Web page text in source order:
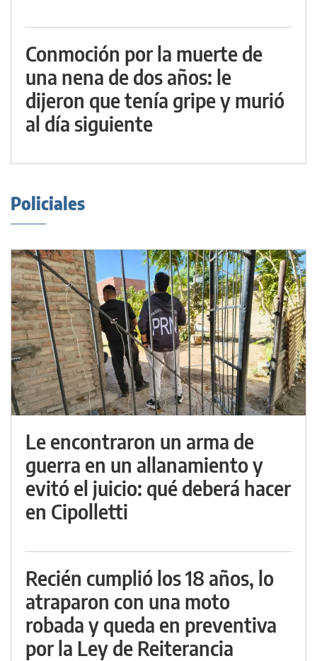
Conmoción por la muerte de
una nena de dos años: le
dijeron que tenía gripe y murió
al día siguiente
Policiales
Le encontraron un arma de
guerra en un allanamiento y
evitó el juicio: qué deberá hacer
en Cipolletti
Recién cumplió los 18 años, lo
atraparon con una moto
robada y queda en preventiva
por la Ley de Reiterancia